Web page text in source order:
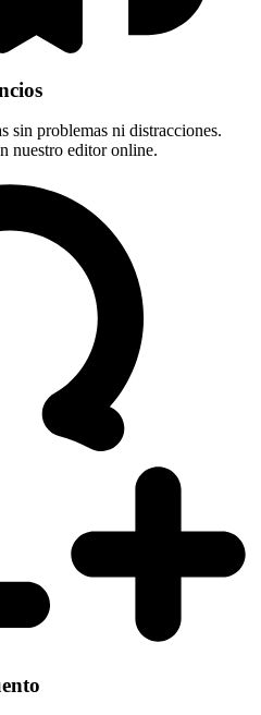
sin problemas ni distracciones.
nuestro editor online.